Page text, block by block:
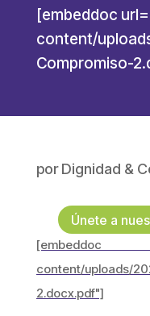
[embeddoc
content/
Compromiso-
porDignidad &
Únete a
[embeddoc
content/uploads/
2.docx.pdf"]